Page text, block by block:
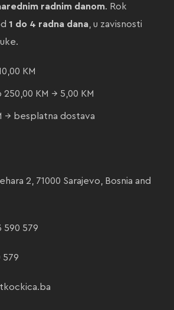
radnim danom. Rok
1 do 4 radna dana, u zavisnosti
KM
250,00 KM → 5,00 KM
→ besplatna dostava
2, 71000 Sarajevo, Bosnia and
590 579
579